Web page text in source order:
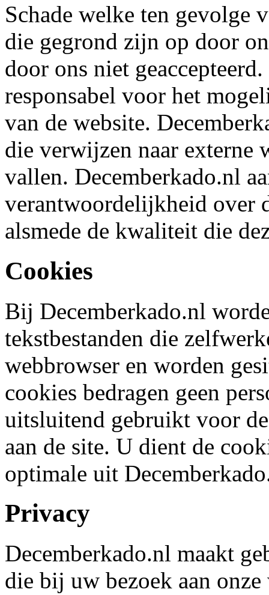
Schade welke ten gevolge
die gegrond zijn op door
door ons niet
responsabel voor het
van de website.
die verwijzen naar externe
vallen. Decemberkado.nl
verantwoordelijkheid over
alsmede de kwaliteit die
Cookies
Bij Decemberkado.nl
tekstbestanden die
webbrowser en worden
cookies bedragen geen
uitsluitend gebruikt voor
aan de site. U dient de
optimale uit
Privacy
Decemberkado.nl maakt
die bij uw bezoek aan